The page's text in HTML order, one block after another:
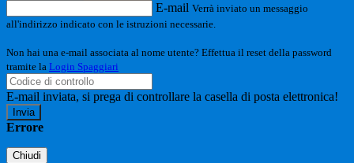
E-mail Verrà inviato un messaggio
all'indirizzo indicato con le istruzioni necessarie.
Non hai una e-mail associata al nome utente? Effettua il reset della password
tramite la Login Spaggiari
E-mail inviata, si prega di controllare la casella di posta elettronica!
Errore
Chiudi